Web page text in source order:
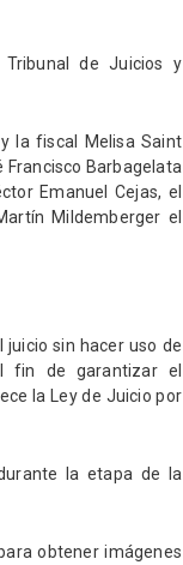
de Juicios y
la fiscal Melisa Saint
Francisco Barbagelata
Emanuel Cejas, el
Mildemberger el
sin hacer uso de
fin de garantizar el
la Ley de Juicio por
la etapa de la
obtener imágenes